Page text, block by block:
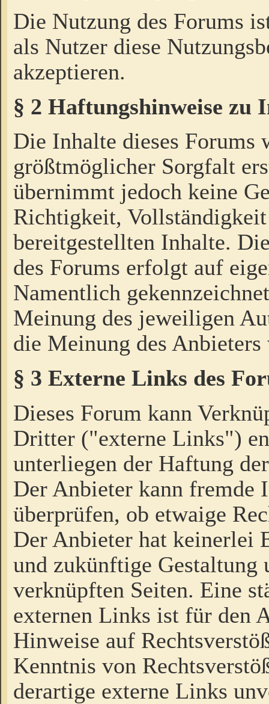
Die Nutzung des Forums
als Nutzer diese
akzeptieren.
§ 2 Haftungshinweise zu
Die Inhalte dieses Forums
größtmöglicher Sorgfalt
übernimmt jedoch keine
Richtigkeit,
bereitgestellten Inhalte.
des Forums erfolgt auf
Namentlich
Meinung des jeweiligen
die Meinung des Anbieters
§ 3 Externe Links des
Dieses Forum kann
Dritter ("externe Links")
unterliegen der Haftung
Der Anbieter kann fremde
überprüfen, ob etwaige
Der Anbieter hat keinerlei
und zukünftige Gestaltung
verknüpften Seiten. Eine
externen Links ist für den
Hinweise auf
Kenntnis von
derartige externe Links